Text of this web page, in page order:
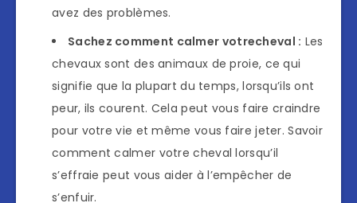
avez des problèmes.
Sachez comment calmer votrecheval : Les
chevaux sont des animaux de proie, ce qui
signifie que la plupart du temps, lorsqu’ils ont
peur, ils courent. Cela peut vous faire craindre
pour votre vie et même vous faire jeter. Savoir
comment calmer votre cheval lorsqu’il
s’effraie peut vous aider à l’empêcher de
s’enfuir.